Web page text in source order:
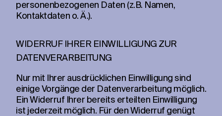
personenbezogenen Daten (z.B. Namen,
Kontaktdaten o. Ä.).
WIDERRUF IHRER EINWILLIGUNG ZUR
DATENVERARBEITUNG
Nur mit Ihrer ausdrücklichen Einwilligung sind
einige Vorgänge der Datenverarbeitung möglich.
Ein Widerruf Ihrer bereits erteilten Einwilligung
ist jederzeit möglich. Für den Widerruf genügt